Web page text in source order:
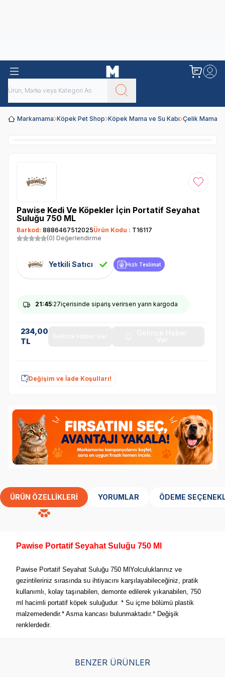
Markamama Köpek Pet Shop Köpek Mama ve Su Kabı Çelik Mama
Favoriye
Pawise Kedi Ve Köpekler İçin Portatif Seyahat
Suluğu 750 ML
Barkod: 8886467512025Ürün Kodu : T16117
(0) Değerlendirme
Yetkili Satıcı Hızlı Teslimat
21:45:27içerisinde sipariş verirsen yarın kargoda
234,00
TL
Değişim ve İade Koşulları!
ÜRÜN ÖZELLIKLERI YORUMLAR ÖDEME
Pawise Portatif Seyahat Suluğu 750 Ml
Pawise Portatif Seyahat Suluğu 750 MlYolculuklarınız ve
gezintileriniz sırasında su ihtiyacını karşılayabileceğiniz, pratik
kullanımlı, kolay taşınabilen, demonte edilerek yıkanabilen, 750
ml hacimli portatif köpek suluğudur. * Su içme bölümü plastik
malzemedendir.* Asma kancası bulunmaktadır.* Değişik
renklerdedir.
BENZER ÜRÜNLER